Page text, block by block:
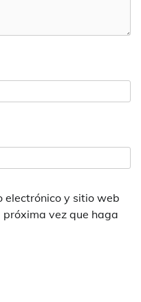
electrónico y sitio web
vez que haga